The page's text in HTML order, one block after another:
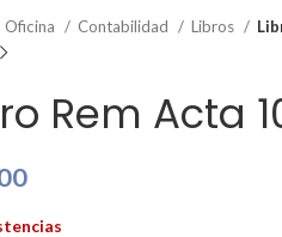
Oficina Contabilidad Libros
Rem Acta